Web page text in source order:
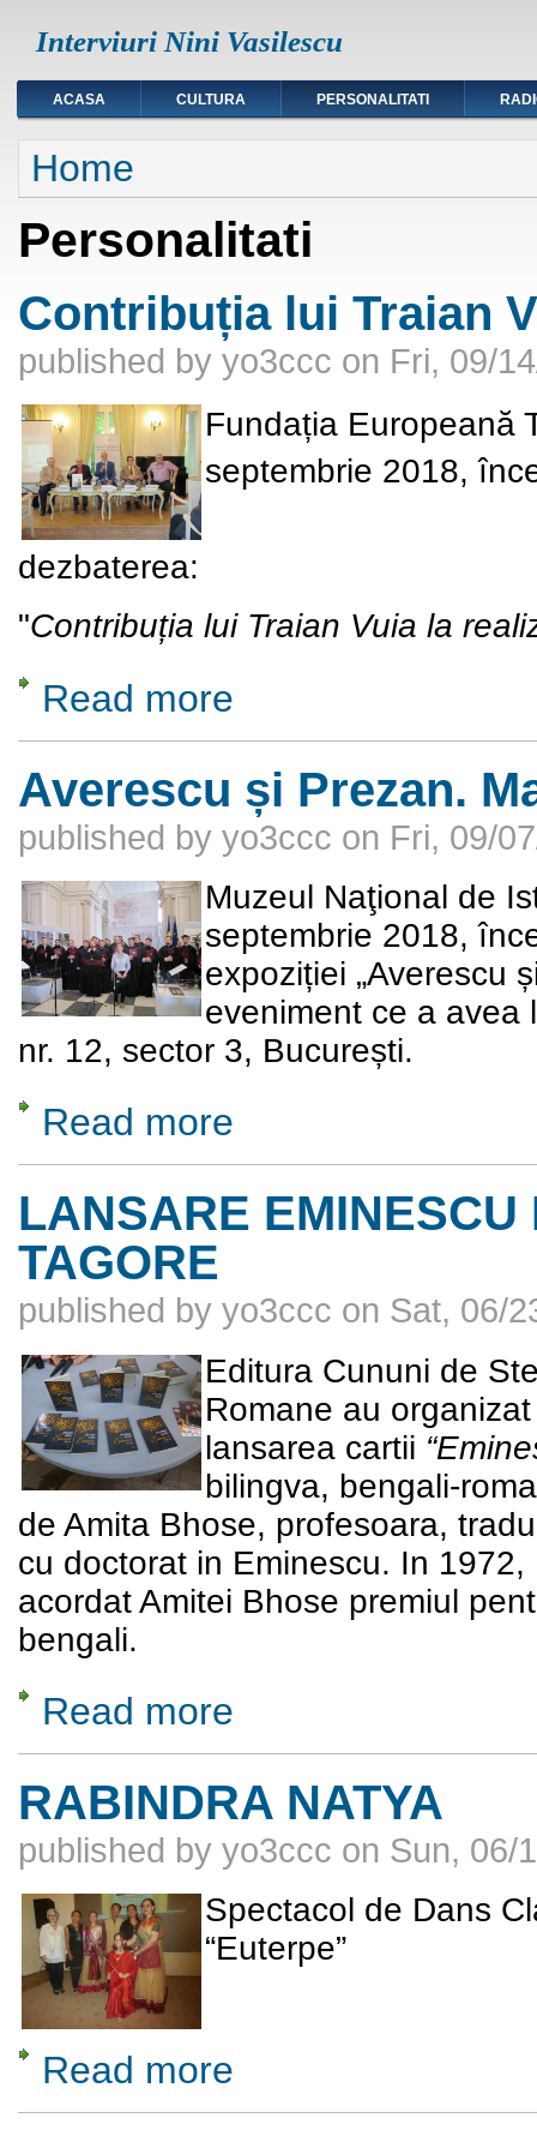
Interviuri Nini Vasilescu
ACASA CULTURA PERSONALITATI
You are here
Home
Personalitati
Contribuția lui Traian
published by yo3ccc on Fri, 09/
Fundația Europeană
septembrie 2018,
dezbaterea:
"Contribuția lui Traian Vuia la
Read more
Averescu și Prezan.
published by yo3ccc on Fri, 09/
Muzeul Naţional de
septembrie 2018,
expoziției „Averescu
eveniment ce a avea
nr. 12, sector 3, București.
Read more
LANSARE
TAGORE
published by yo3ccc on Sat, 06/
Editura Cununi de
Romane au
lansarea cartii
bilingva, bengali-
de Amita Bhose, profesoara,
cu doctorat in Eminescu. In
acordat Amitei Bhose premiul
bengali.
Read more
RABINDRA NATYA
published by yo3ccc on Sun, 06/
Spectacol de Dans
“Euterpe”
Read more